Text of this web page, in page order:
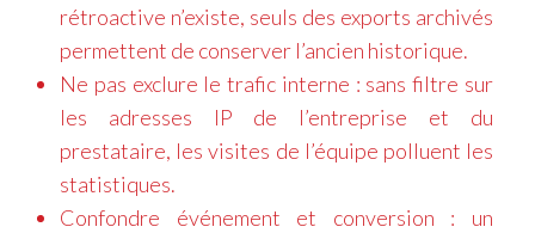
rétroactive n’existe, seuls des exports archivés
permettent de conserver l’ancien historique.
Ne pas exclure le trafic interne : sans filtre sur
les adresses IP de l’entreprise et du
prestataire, les visites de l’équipe polluent les
statistiques.
Confondre événement et conversion : un